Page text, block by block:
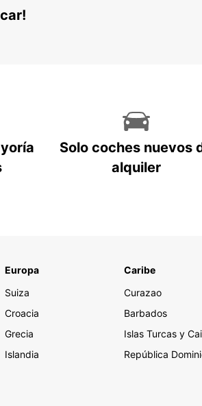
Solo coches nuevos
alquiler
Europa
Suiza
Croacia
Grecia
Islandia
Caribe
Curazao
Barbados
Islas Turcas y
República